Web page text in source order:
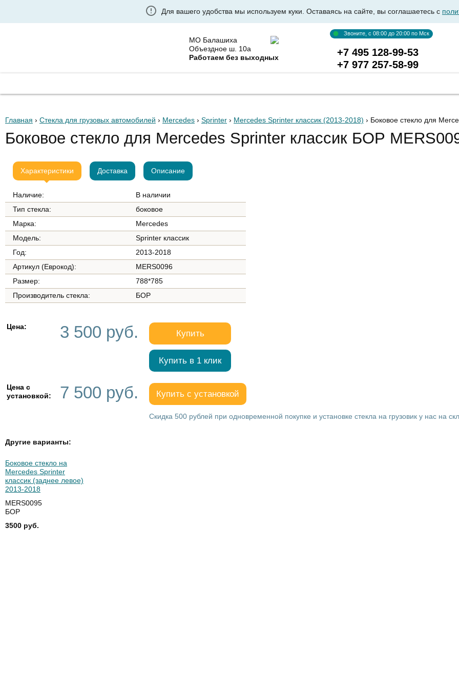
Для вашего удобства мы используем куки. Оставаясь на сайте, вы соглашаетесь с
МО Балашиха
Объездное ш. 10а
Работаем без выходных
Звоните, с 08:00 до 20:00 по Мск
+7 495 128-99-53
+7 977 257-58-99
Главная › Стекла для грузовых автомобилей › Mercedes › Sprinter › Mercedes Sprinter классик (2013-2018) › Боковое стекло для
Боковое стекло для Mercedes Sprinter классик БОР
Характеристики Доставка Описание
Наличие:
В наличии
Тип стекла:
боковое
Марка:
Mercedes
Модель:
Sprinter классик
Год:
2013-2018
Артикул (Еврокод):
MERS0096
Размер:
788*785
Производитель стекла:
БОР
Цена: 3 500 руб. Купить
Купить в 1 клик
Цена с
установкой:
7 500 руб. Купить с установкой
Скидка 500 рублей при одновременной покупке и установке стекла на грузовик у нас на
Другие варианты:
Боковое стекло на
Mercedes Sprinter
классик (заднее левое)
2013-2018
MERS0095
БОР
3500 руб.